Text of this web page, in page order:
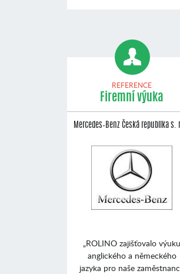
REFERENCE
Firemní výuka
Mercedes–Benz Česká republika s.
„ROLINO zajišťovalo výuku
anglického a německého
jazyka pro naše